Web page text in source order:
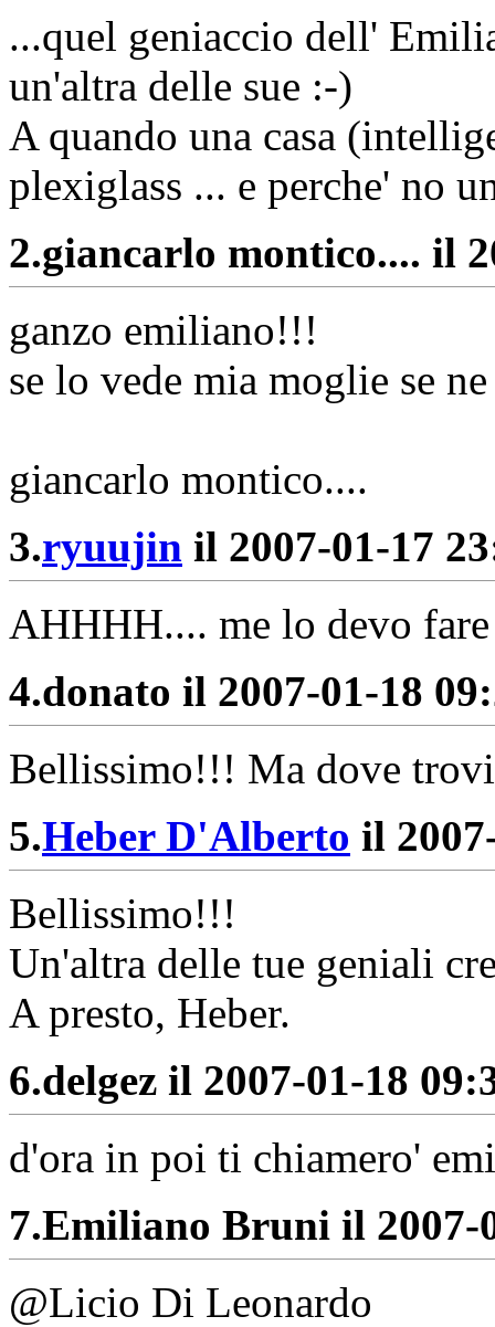
...quel geniaccio dell'
un'altra delle sue :-)
A quando una casa
plexiglass ... e perche' no
2.giancarlo montico.... il
ganzo emiliano!!!
se lo vede mia moglie se
giancarlo montico....
3.ryuujin il 2007-01-17
AHHHH.... me lo devo
4.donato il 2007-01-18
Bellissimo!!! Ma dove trovi
5.Heber D'Alberto il
Bellissimo!!!
Un'altra delle tue geniali
A presto, Heber.
6.delgez il 2007-01-18
d'ora in poi ti chiamero'
7.Emiliano Bruni il 2007-
@Licio Di Leonardo